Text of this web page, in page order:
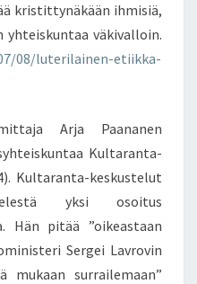
kristittynäkään ihmisiä,
väkivalloin.
08/luterilainen-etiikka-
Arja Paananen
Kultaranta-
Kultaranta-keskustelut
yksi osoitus
Hän pitää ”oikeastaan
Sergei Lavrovin
mukaan surrailemaan”